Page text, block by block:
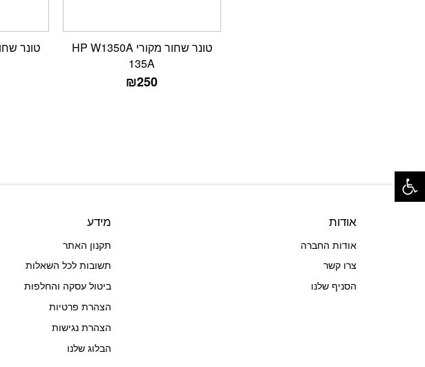
טונר שחור מקורי HP W1350A
135A
₪250
אודות
אודות החברה
צרו קשר
הסניף שלנו
מידע
תקנון האתר
תשובות לכל השאלות
ביטול עסקה והחלפות
הצהרת פרטיות
הצהרת נגישות
הבלוג שלנו
פתח סרגל נגישות